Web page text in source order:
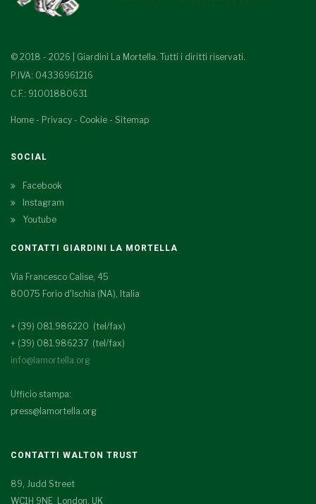
© 2018 - 2026 | Giardini La Mortella. Tutti i diritti riservati.
P.IVA: 04336961216
C.F.: 91001880631
Home - Privacy - Cookie - Sitemap
SOCIAL
Facebook
Instagram
Youtube
CONTATTI GIARDINI LA MORTELLA
Via Francesco Calise, 45
80075 Forio d'Ischia (NA), Italia
+ (39) 081.986220 (tel/fax)
+ (39) 081.986237 (tel/fax)
info@lamortella.org
Ufficio stampa:
press@lamortella.org
CONTATTI WALTON TRUST
89, Judd Street
WC1H 9NE London, UK